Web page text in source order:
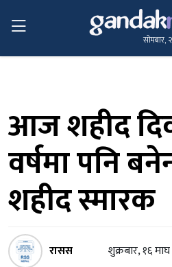
सोमबार,
आज शहीद
वर्षमा पनि बनेन
शहीद स्मारक
रासस शुक्रबार, १६